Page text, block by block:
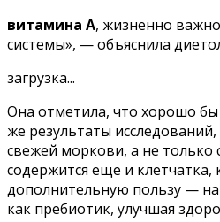
витамина А, жизненно
системы», — объяснила
загрузка...
Она отметила, что хорошо
же результаты
свежей моркови, а не только
содержится еще и клетчатка,
дополнительную пользу —
как пребиотик, улучшая